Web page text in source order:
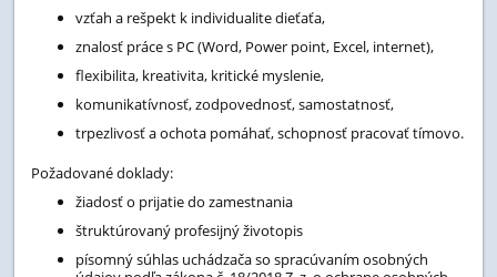
vzťah a rešpekt k individualite dieťaťa,
znalosť práce s PC (Word, Power point, Excel, internet),
flexibilita, kreativita, kritické myslenie,
komunikatívnosť, zodpovednosť, samostatnosť,
trpezlivosť a ochota pomáhať, schopnosť pracovať tímovo.
Požadované doklady:
žiadosť o prijatie do zamestnania
štruktúrovaný profesijný životopis
písomný súhlas uchádzača so spracúvaním osobných